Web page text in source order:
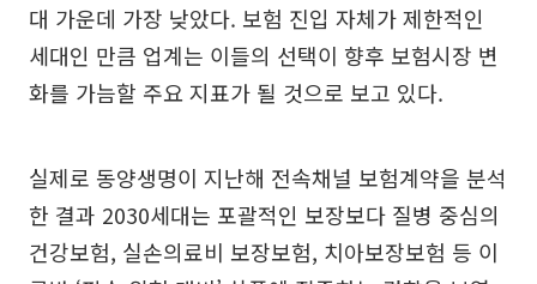
대 가운데 가장 낮았다. 보험 진입 자체가 제한적인
세대인 만큼 업계는 이들의 선택이 향후 보험시장 변
화를 가늠할 주요 지표가 될 것으로 보고 있다.
실제로 동양생명이 지난해 전속채널 보험계약을 분석
한 결과 2030세대는 포괄적인 보장보다 질병 중심의
건강보험, 실손의료비 보장보험, 치아보장보험 등 이